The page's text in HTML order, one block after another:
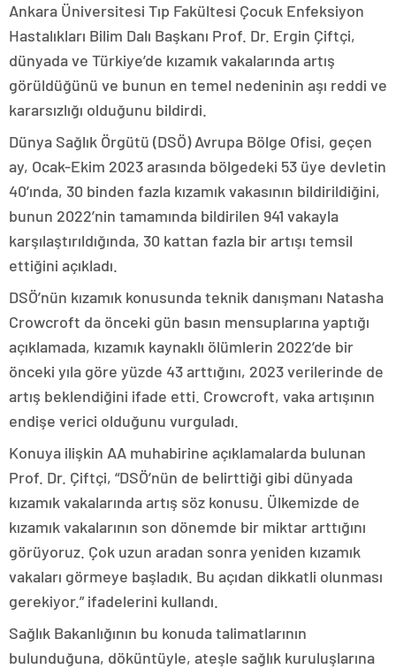
Ankara Üniversitesi Tıp Fakültesi Çocuk Enfeksiyon
Hastalıkları Bilim Dalı Başkanı Prof. Dr. Ergin Çiftçi,
dünyada ve Türkiye’de kızamık vakalarında artış
görüldüğünü ve bunun en temel nedeninin aşı reddi ve
kararsızlığı olduğunu bildirdi.
Dünya Sağlık Örgütü (DSÖ) Avrupa Bölge Ofisi, geçen
ay, Ocak-Ekim 2023 arasında bölgedeki 53 üye devletin
40’ında, 30 binden fazla kızamık vakasının bildirildiğini,
bunun 2022’nin tamamında bildirilen 941 vakayla
karşılaştırıldığında, 30 kattan fazla bir artışı temsil
ettiğini açıkladı.
DSÖ’nün kızamık konusunda teknik danışmanı Natasha
Crowcroft da önceki gün basın mensuplarına yaptığı
açıklamada, kızamık kaynaklı ölümlerin 2022’de bir
önceki yıla göre yüzde 43 arttığını, 2023 verilerinde de
artış beklendiğini ifade etti. Crowcroft, vaka artışının
endişe verici olduğunu vurguladı.
Konuya ilişkin AA muhabirine açıklamalarda bulunan
Prof. Dr. Çiftçi, “DSÖ’nün de belirttiği gibi dünyada
kızamık vakalarında artış söz konusu. Ülkemizde de
kızamık vakalarının son dönemde bir miktar arttığını
görüyoruz. Çok uzun aradan sonra yeniden kızamık
vakaları görmeye başladık. Bu açıdan dikkatli olunması
gerekiyor.” ifadelerini kullandı.
Sağlık Bakanlığının bu konuda talimatlarının
bulunduğuna, döküntüyle, ateşle sağlık kuruluşlarına